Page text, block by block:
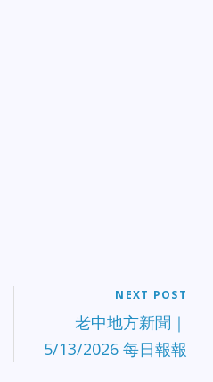
宣布案件交由第三方展開
獨立調查。 三、 桑尼維爾
年輕母親遭槍殺案追蹤 針
對今年初24歲年輕母親
NEXT POST
老中地方新聞｜
5/13/2026 每日報報